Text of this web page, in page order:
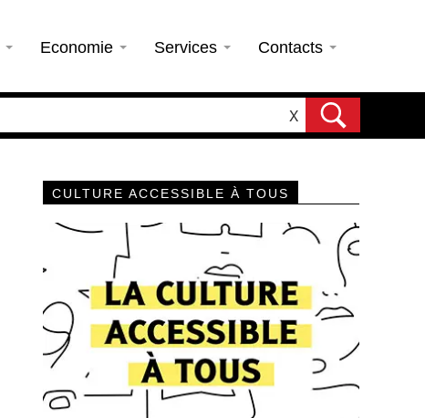
Economie Services Contacts
X
CULTURE ACCESSIBLE À TOUS